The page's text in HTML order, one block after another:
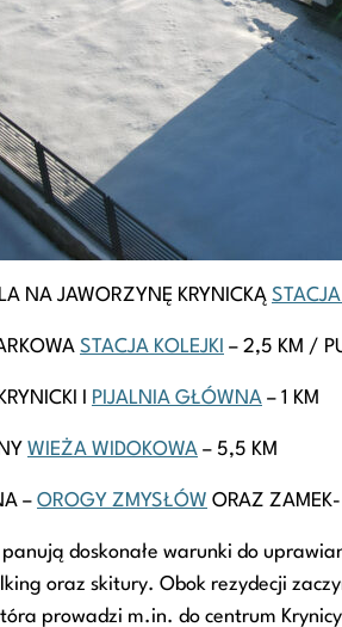
NA JAWORZYNĘ KRYNICKĄ STACJA
STACJA KOLEJKI – 2,5 KM /
I PIJALNIA GŁÓWNA – 1 KM
WIEŻA WIDOKOWA – 5,5 KM
– OROGY ZMYSŁÓW ORAZ ZAMEK-
panują doskonałe warunki do
oraz skitury. Obok rezydecji
prowadzi m.in. do centrum